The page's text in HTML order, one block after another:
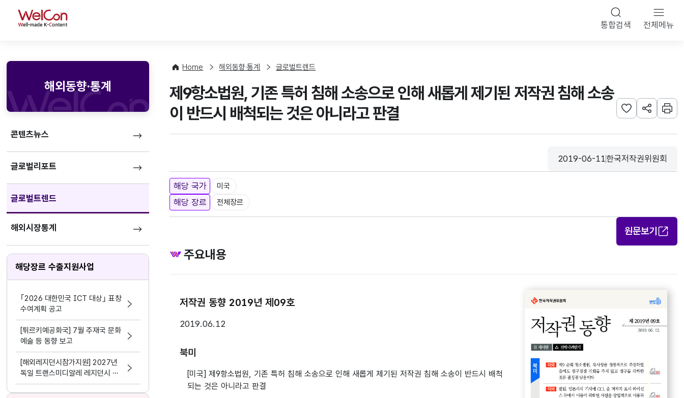
WelCon 통합검색 전체메뉴
해외동향·통계
콘텐츠뉴스
글로벌리포트
글로벌트렌드
해외시장통계
해당장르 수출지원사업
｢2026 대한민국 ICT 대상｣ 표창
수여계획 공고
[튀르키예공화국] 7월 주재국 문화
예술 등 동향 보고
[해외레지던시참가지원] 2027년
독일 트랜스미디알레 레지던시 참
가
Home 해외동향·통계 글로벌트렌드
제9항소법원, 기존 특허 침해 소송으로 인해 새롭게 제기된 저작권 침해 소송
이 반드시 배척되는 것은 아니라고 판결
관심사 등록하기
URL 공유하
인쇄
등록일
2019-06-11
수집기관
한국저작권위원회
해당 국가 미국
해당 장르 전체장르
원문보기
주요내용
저작권 동향 2019년 제09호
2019.06.12
북미
[미국] 제9항소법원, 기존 특허 침해 소송으로 인해 새롭게 제기된 저작권 침해 소송이 반드시 배척
되는 것은 아니라고 판결